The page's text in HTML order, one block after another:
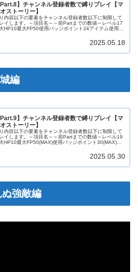
Part.8】チャンネル登録者数で縛りプレイ【マ
ストーリー】
内容以下の要素をチャンネル登録者数以下に制限して
イします。～項目名～～前Partまでの数値～レベル17
HP10最大FP50使用バッジポイント24アイテム使用回
2025.05.18
編
Part.9】チャンネル登録者数で縛りプレイ【マ
ストーリー】
内容以下の要素をチャンネル登録者数以下に制限して
イします。～項目名～～前Partまでの数値～レベル19
HP10最大FP50(MAX)使用バッジポイント30(MAX)ア
2025.05.30
強敵編